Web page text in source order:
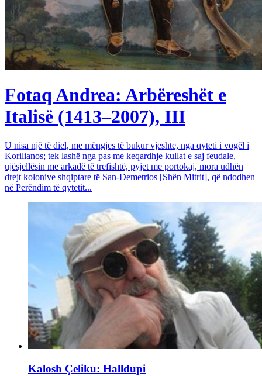
Fotaq Andrea: Arbëreshët e
Italisë (1413–2007), III
U nisa një të diel, me mëngjes të bukur vjeshte, nga qyteti i vogël i
Korilianos; tek lashë nga pas me keqardhje kullat e saj feudale,
ujësjellësin me arkadë të trefishtë, pyjet me portokaj, mora udhën
drejt kolonive shqiptare të San-Demetrios [Shën Mitrit], që ndodhen
në Perëndim të qytetit...
Kalosh Çeliku: Halldupi